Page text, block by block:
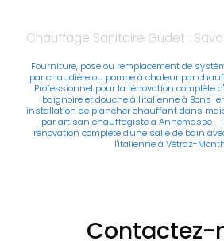
Chauffage Sanitaire Gudet :
Fourniture, pose ou remplacement de
par chaudière ou pompe à chaleur par
Professionnel pour la rénovation complète
baignoire et douche à l'italienne à Bons-
installation de plancher chauffant dans
par artisan chauffagiste à Annemasse|
rénovation complète d'une salle de bain
l'italienne à Vétraz-
Contactez-